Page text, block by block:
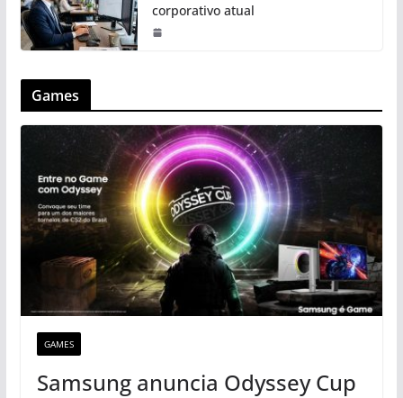
corporativo atual
Games
GAMES
Samsung anuncia Odyssey Cup